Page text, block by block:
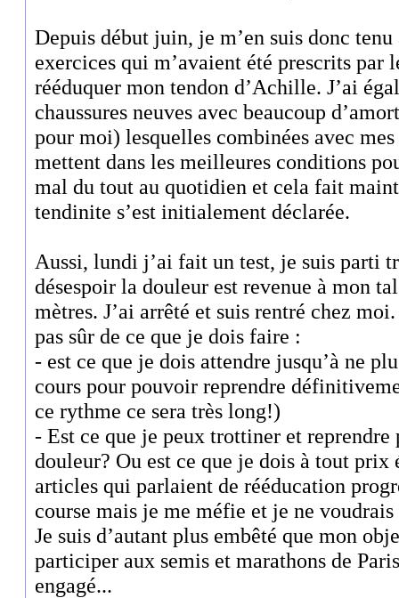
Depuis début juin, je m’en suis donc
exercices qui m’avaient été prescrits par
rééduquer mon tendon d’Achille. J’ai
chaussures neuves avec beaucoup
pour moi) lesquelles combinées avec
mettent dans les meilleures conditions
mal du tout au quotidien et cela fait
tendinite s’est initialement déclarée.
Aussi, lundi j’ai fait un test, je suis parti
désespoir la douleur est revenue à mon
mètres. J’ai arrêté et suis rentré chez
pas sûr de ce que je dois faire :
- est ce que je dois attendre jusqu’à ne
cours pour pouvoir reprendre
ce rythme ce sera très long!)
- Est ce que je peux trottiner et
douleur? Ou est ce que je dois à tout prix
articles qui parlaient de rééducation
course mais je me méfie et je ne voudrais
Je suis d’autant plus embêté que mon
participer aux semis et marathons de
engagé...